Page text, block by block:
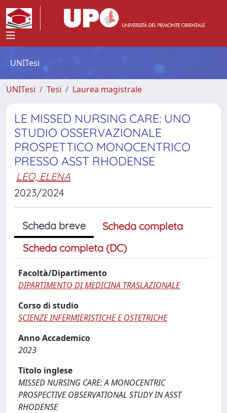
UNITesi
UNITesi Tesi Laurea magistrale
LE MISSED NURSING CARE: UNO
STUDIO OSSERVAZIONALE
PROSPETTICO MONOCENTRICO
PRESSO ASST RHODENSE
LEO, ELENA
2023/2024
Scheda breve
Scheda completa
Scheda completa (DC)
Facoltà/Dipartimento
DIPARTIMENTO DI MEDICINA TRASLAZIONALE
Corso di studio
SCIENZE INFERMIERISTICHE E OSTETRICHE
Anno Accademico
2023
Titolo inglese
MISSED NURSING CARE: A MONOCENTRIC
PROSPECTIVE OBSERVATIONAL STUDY IN ASST
RHODENSE